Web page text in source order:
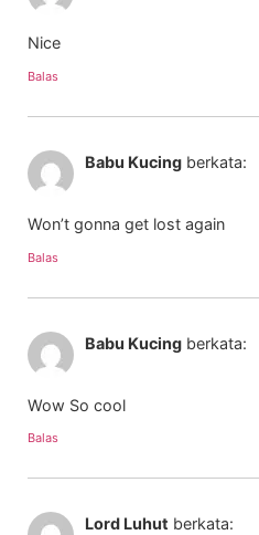
Nice
Balas
Babu Kucing berkata:
Won’t gonna get lost again
Balas
Babu Kucing berkata:
Wow So cool
Balas
Lord Luhut berkata: